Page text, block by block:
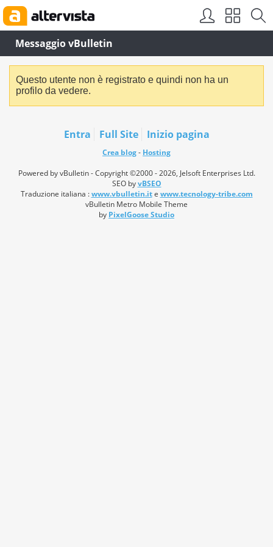
Messaggio vBulletin
Questo utente non è registrato e quindi non ha un
profilo da vedere.
Entra Full Site Inizio pagina
Crea blog- Hosting
Powered by vBulletin - Copyright ©2000 - 2026, Jelsoft Enterprises Ltd.
SEO byvBSEO
Traduzione italiana :www.vbulletin.ite www.tecnology-tribe.com
vBulletin Metro Mobile Theme
by PixelGoose Studio